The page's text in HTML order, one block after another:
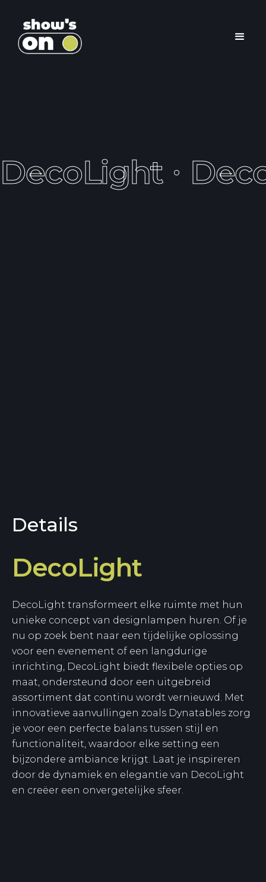
DecoLight
DecoLight
Details
DecoLight transformeert elke ruimte met hun
unieke concept van designlampen huren. Of je
nu op zoek bent naar een tijdelijke oplossing
voor een evenement of een langdurige
inrichting, DecoLight biedt flexibele opties op
maat, ondersteund door een uitgebreid
assortiment dat continu wordt vernieuwd. Met
innovatieve aanvullingen zoals Dynatables zorg
je voor een perfecte balans tussen stijl en
functionaliteit, waardoor elke setting een
bijzondere ambiance krijgt. Laat je inspireren
door de dynamiek en elegantie van DecoLight
en creëer een onvergetelijke sfeer.